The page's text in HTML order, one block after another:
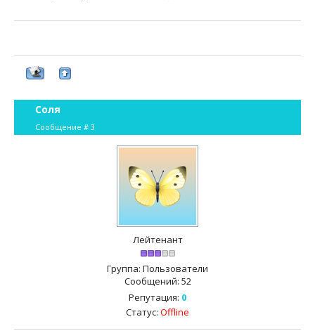
Соля
Сообщение # 3
Лейтенант
Группа: Пользователи
Сообщений: 52
Репутация: 0
Статус: Offline